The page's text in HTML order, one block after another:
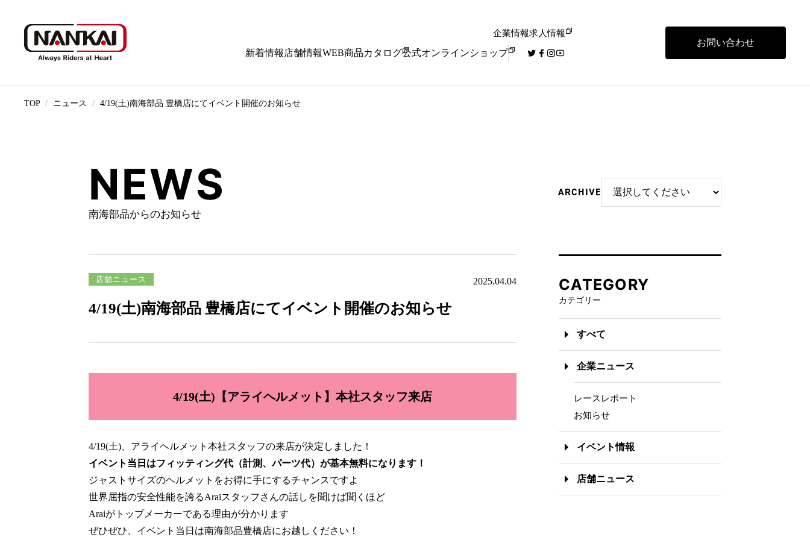
企業情報求人情報
新着情報 店舗情報WEB商品カタログ公式オンラインショップ
お問い合わせ
TOP ニュース 4/19(土)南海部品 豊橋店にてイベント開催のお知らせ
NEWS
南海部品からのお知らせ
ARCHIVE
店舗ニュース 2025.04.04
4/19(土)南海部品 豊橋店にてイベント開催のお知らせ
4/19(土)【アライヘルメット】本社スタッフ来店
4/19(土)、アライヘルメット本社スタッフの来店が決定しました！
イベント当日はフィッティング代（計測、パーツ代）が基本無料になります！
ジャストサイズのヘルメットをお得に手にするチャンスですよ
世界屈指の安全性能を誇るAraiスタッフさんの話しを聞けば聞くほど
Araiがトップメーカーである理由が分かります
ぜひぜひ、イベント当日は南海部品豊橋店にお越しください！
CATEGORY
カテゴリー
すべて
企業ニュース
レースレポート
お知らせ
イベント情報
店舗ニュース